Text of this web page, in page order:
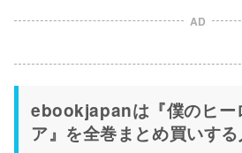
AD
ebookjapanは『僕のヒー
ア』を全巻まとめ買いする